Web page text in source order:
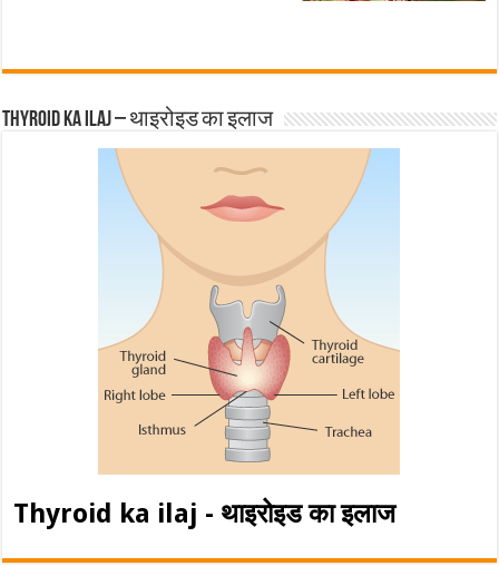
Thyroid ka ilaj – थाइरोइड का इलाज
Thyroid ka ilaj - थाइरोइड का इलाज